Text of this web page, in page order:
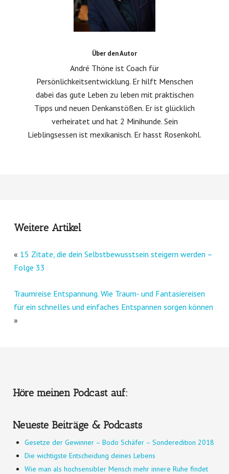
Über den Autor
André Thöne ist Coach für
Persönlichkeitsentwicklung. Er hilft Menschen
dabei das gute Leben zu leben mit praktischen
Tipps und neuen Denkanstößen. Er ist glücklich
verheiratet und hat 2 Minihunde. Sein
Lieblingsessen ist mexikanisch. Er hasst Rosenkohl.
Weitere Artikel
« 15 Zitate, die dein Selbstbewusstsein steigern werden –
Folge 33
Traumreise Entspannung. Wie Traum- und Fantasiereisen
für ein schnelles und einfaches Entspannen sorgen können
»
Höre meinen Podcast auf:
Neueste Beiträge & Podcasts
Gesetze der Gewinner – Bodo Schäfer – Sonderedition 2018
Die wichtigste Entscheidung deines Lebens
Wie man als hochsensibler Mensch mehr innere Ruhe findet